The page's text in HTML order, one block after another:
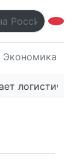
Экономика